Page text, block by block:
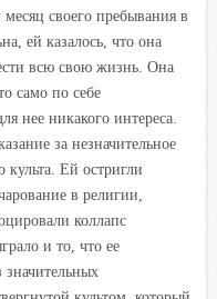
своего пребывания в
ей казалось, что она
всю свою жизнь. Она
само по себе
нее никакого интереса.
за незначительное
Ей остригли
в религии,
коллапс
и то, что ее